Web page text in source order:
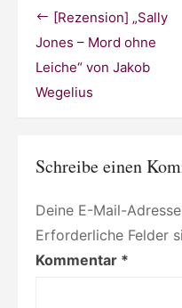
Suchen
und
von
[Rezension] „Sally
Jones – Mord ohne
Leiche“ von Jakob
Wegelius
Schreibe einen
Deine E-Mail-
Erforderliche Felder
Kommentar *